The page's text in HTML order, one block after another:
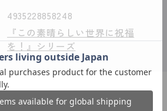
4935228858248
『この素晴らしい世界に祝福
を！』シリーズ